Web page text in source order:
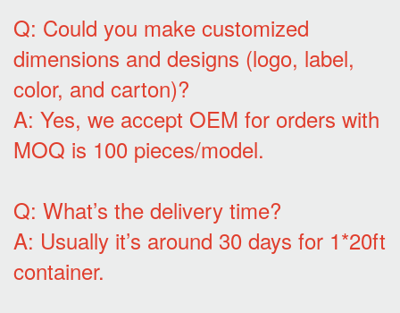
Q: Could you make customized
dimensions and designs (logo, label,
color, and carton)?
A: Yes, we accept OEM for orders with
MOQ is 100 pieces/model.
Q: What’s the delivery time?
A: Usually it’s around 30 days for 1*20ft
container.